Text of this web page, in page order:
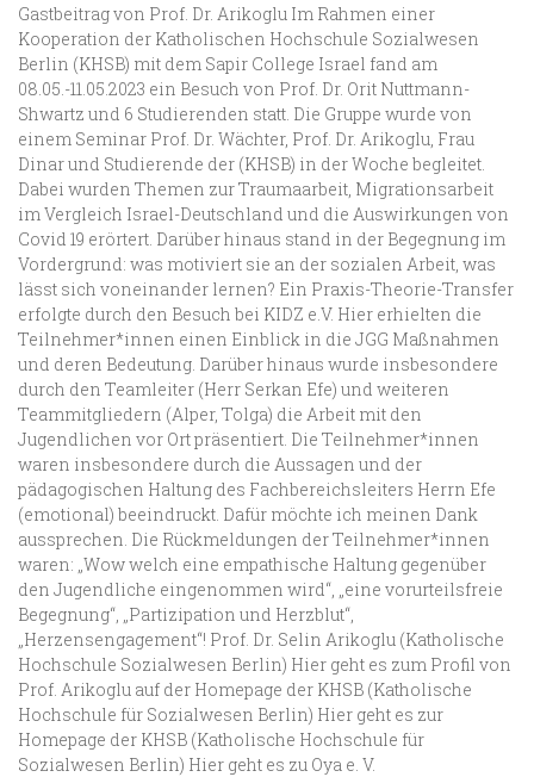
Gastbeitrag von Prof. Dr. Arikoglu Im Rahmen einer
Kooperation der Katholischen Hochschule Sozialwesen
Berlin (KHSB) mit dem Sapir College Israel fand am
08.05.-11.05.2023 ein Besuch von Prof. Dr. Orit Nuttmann-
Shwartz und 6 Studierenden statt. Die Gruppe wurde von
einem Seminar Prof. Dr. Wächter, Prof. Dr. Arikoglu, Frau
Dinar und Studierende der (KHSB) in der Woche begleitet.
Dabei wurden Themen zur Traumaarbeit, Migrationsarbeit
im Vergleich Israel-Deutschland und die Auswirkungen von
Covid 19 erörtert. Darüber hinaus stand in der Begegnung im
Vordergrund: was motiviert sie an der sozialen Arbeit, was
lässt sich voneinander lernen? Ein Praxis-Theorie-Transfer
erfolgte durch den Besuch bei KIDZ e.V. Hier erhielten die
Teilnehmer*innen einen Einblick in die JGG Maßnahmen
und deren Bedeutung. Darüber hinaus wurde insbesondere
durch den Teamleiter (Herr Serkan Efe) und weiteren
Teammitgliedern (Alper, Tolga) die Arbeit mit den
Jugendlichen vor Ort präsentiert. Die Teilnehmer*innen
waren insbesondere durch die Aussagen und der
pädagogischen Haltung des Fachbereichsleiters Herrn Efe
(emotional) beeindruckt. Dafür möchte ich meinen Dank
aussprechen. Die Rückmeldungen der Teilnehmer*innen
waren: „Wow welch eine empathische Haltung gegenüber
den Jugendliche eingenommen wird“, „eine vorurteilsfreie
Begegnung“, „Partizipation und Herzblut“,
„Herzensengagement“! Prof. Dr. Selin Arikoglu (Katholische
Hochschule Sozialwesen Berlin) Hier geht es zum Profil von
Prof. Arikoglu auf der Homepage der KHSB (Katholische
Hochschule für Sozialwesen Berlin) Hier geht es zur
Homepage der KHSB (Katholische Hochschule für
Sozialwesen Berlin) Hier geht es zu Oya e. V.